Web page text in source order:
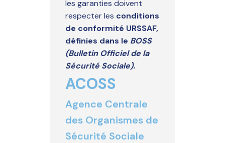
les garanties doivent
respecter les conditions
de conformité URSSAF,
définies dans le BOSS
(Bulletin Officiel de la
Sécurité Sociale).
ACOSS
Agence Centrale
des Organismes de
Sécurité Sociale